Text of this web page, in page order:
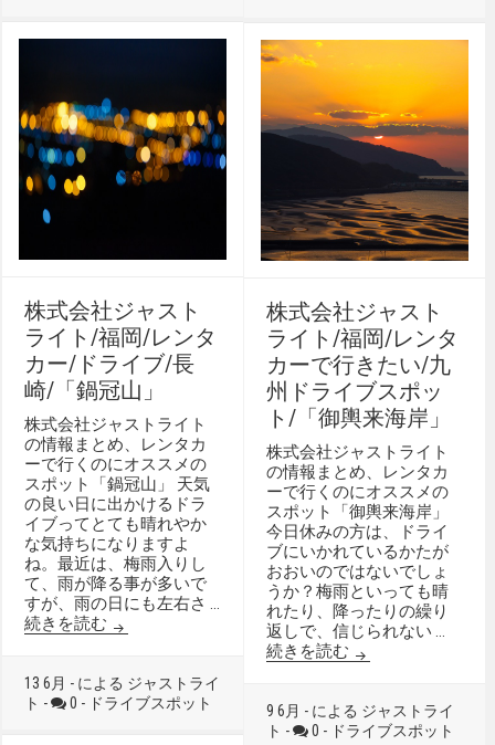
株式会社ジャスト
ライト/福岡/レンタ
カー/ドライブ/長
崎/「鍋冠山」
株式会社ジャストライト
の情報まとめ、レンタカ
ーで行くのにオススメの
スポット「鍋冠山」 天気
の良い日に出かけるドラ
イブってとても晴れやか
な気持ちになりますよ
ね。最近は、梅雨入りし
て、雨が降る事が多いで
すが、雨の日にも左右さ …
続きを読む
株式会社ジャストライト/福岡/レンタカー/ドライ
13 6月 - による ジャストライ
ト -
0 - ドライブスポット
株式会社ジャスト
ライト/福岡/レンタ
カーで行きたい/九
州ドライブスポッ
ト/「御輿来海岸」
株式会社ジャストライト
の情報まとめ、レンタカ
ーで行くのにオススメの
スポット「御輿来海岸」
今日休みの方は、ドライ
ブにいかれているかたが
おおいのではないでしょ
うか？梅雨といっても晴
れたり、降ったりの繰り
返しで、信じられない …
続きを読む
株式会社ジャス
9 6月 - による ジャストライ
ト -
0 - ドライブスポット